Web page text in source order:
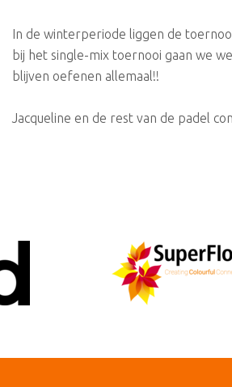
In de winterperiode liggen de
bij het single-mix toernooi gaan we
blijven oefenen allemaal!!
Jacqueline en de rest van de padel